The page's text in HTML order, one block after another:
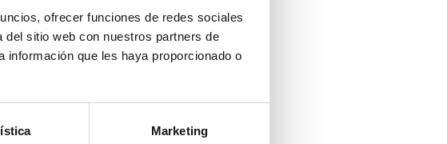
ofrecer funciones de redes sociales
sitio web con nuestros partners de
información que les haya proporcionado o
Marketing